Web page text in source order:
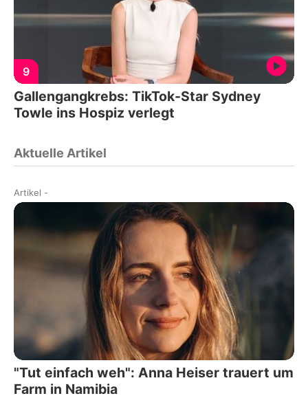
9
Gallengangkrebs: TikTok-Star Sydney
Towle ins Hospiz verlegt
Aktuelle Artikel
Artikel -
"Tut einfach weh": Anna Heiser trauert um
Farm in Namibia